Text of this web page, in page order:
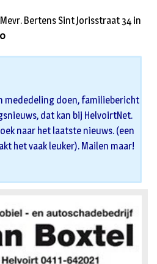
Bertens Sint Jorisstraat 34 in
mededeling doen, familiebericht
dat kan bij HelvoirtNet.
naar het laatste nieuws. (een
het vaak leuker). Mailen maar!